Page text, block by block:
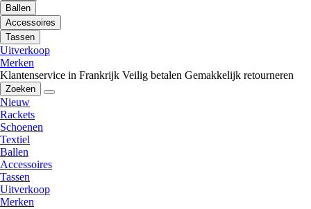
Ballen
Accessoires
Tassen
Uitverkoop
Merken
Klantenservice in Frankrijk Veilig betalen Gemakkelijk retourneren
Zoeken
Nieuw
Rackets
Schoenen
Textiel
Ballen
Accessoires
Tassen
Uitverkoop
Merken